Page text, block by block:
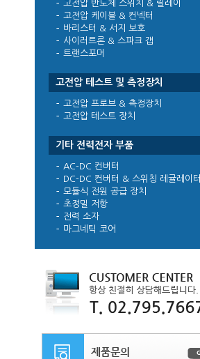
고전압 반도체 스위치 & 릴레이
고전압 케이블 & 컨넥터
바리스터 & 서지 보호
사이러트론 & 스파크 갭
트랜스포머
고전압 테스트 및 측정장치
고전압 프로브 & 측정장치
고전압 테스트 장치
기타 전력전자 부품
AC-DC 컨버터
DC-DC 컨버터 & 스위칭 레귤레이터
모듈식 전원 공급 장치
초정밀 저항
전력 소자
마그네틱 코어